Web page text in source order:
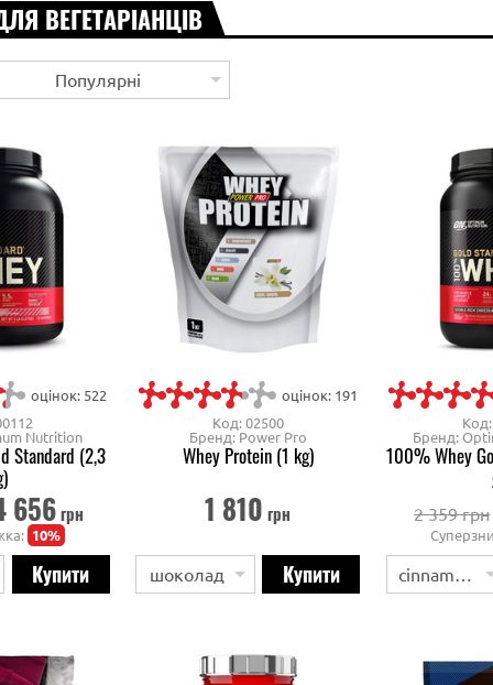
ВЕГЕТАРІАНЦІВ
Популярні
оцінок: 522
Nutrition
Standard (2,3
656грн
10%
оцінок: 191
Код: 02500
Бренд: Power Pro
Whey Protein (1 kg)
1 810 грн
шоколад
Бренд:
100% Whey
2 359 грн